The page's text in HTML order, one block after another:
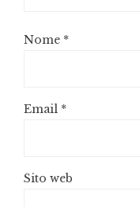
Nome *
Email *
Sito web